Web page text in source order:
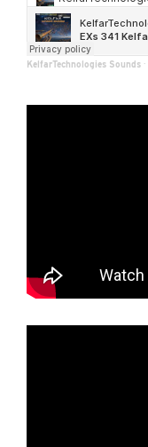
KelfarTechnologies Sounds ·